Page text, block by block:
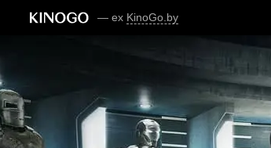
— ex KinoGo.by